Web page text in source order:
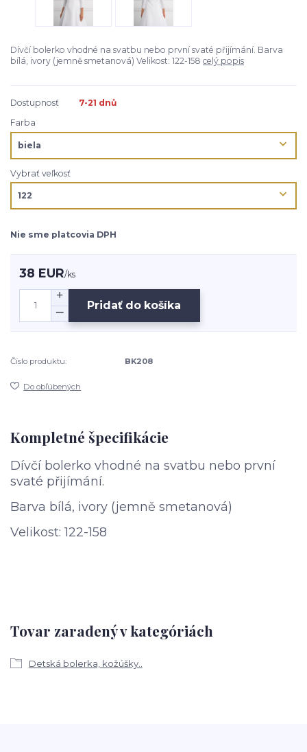
Dívčí bolerko vhodné na svatbu nebo první svaté přijímání. Barva
bílá, ivory (jemně smetanová) Velikost: 122-158 celý popis
Dostupnosť
7-21 dnů
Farba
Vybrať veľkosť
Nie sme platcovia DPH
38 EUR/ks
Pridať do košíka
Číslo produktu: BK208
Do obľúbených
Kompletné špecifikácie
Dívčí bolerko vhodné na svatbu nebo první
svaté přijímání.
Barva bílá, ivory (jemně smetanová)
Velikost: 122-158
Tovar zaradený v kategóriách
Detská bolerka, kožúšky..